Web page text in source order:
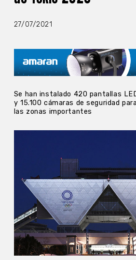
27/07/2021
Se han instalado 420 pantallas
y 15.100 cámaras de seguridad
las zonas importantes